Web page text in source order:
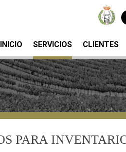
CLIENTES
SERVICIOS
INICIO
PARA